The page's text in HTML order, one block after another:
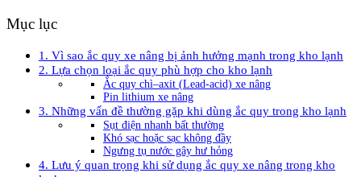
Mục lục
1. Vì sao ắc quy xe nâng bị ảnh hưởng mạnh trong kho lạnh
2. Lựa chọn loại ắc quy phù hợp cho kho lạnh
Ắc quy chì–axit (Lead-acid) xe nâng
Pin lithium xe nâng
3. Những vấn đề thường gặp khi dùng ắc quy trong kho lạnh
Sụt điện nhanh bất thường
Khó sạc hoặc sạc không đầy
Ngưng tụ nước gây hư hỏng
4. Lưu ý quan trọng khi sử dụng ắc quy xe nâng trong kho